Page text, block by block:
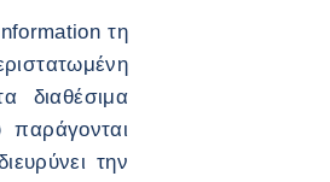
τη
διαθέσιμα
την